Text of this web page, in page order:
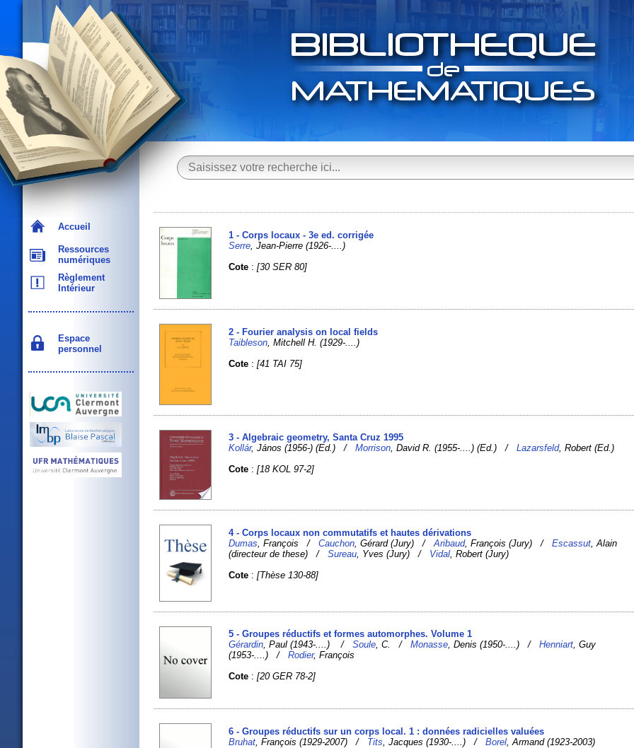
Accueil
Ressources
numériques
Règlement
Intérieur
Espace
personnel
1 - Corps locaux - 3e ed. corrigée
Serre , Jean-Pierre (1926-....)
Cote :[30 SER 80]
2 - Fourier analysis on local fields
Taibleson, Mitchell H. (1929-....)
Cote :[41 TAI 75]
3 - Algebraic geometry, Santa Cruz 1995
Kollár, János (1956-) (Ed.) /Morrison, David R. (1955-....) (Ed.) /Lazarsfeld, Robert (Ed.)
Cote :[18 KOL 97-2]
4 - Corps locaux non commutatifs et hautes dérivations
Dumas , François /Cauchon , Gérard (Jury) /Aribaud, François (Jury) /Escassut , Alain
(directeur de these) /Sureau , Yves (Jury) / Vidal , Robert (Jury)
Cote :[Thèse 130-88]
5 - Groupes réductifs et formes automorphes. Volume 1
Gérardin, Paul (1943-....) /Soule, C. /Monasse, Denis (1950-....) /Henniart, Guy
(1953-....) /Rodier, François
Cote :[20 GER 78-2]
6 - Groupes réductifs sur un corps local. 1 : données radicielles valuées
Bruhat , François (1929-2007) / Tits , Jacques (1930-....) /Borel , Armand (1923-2003)